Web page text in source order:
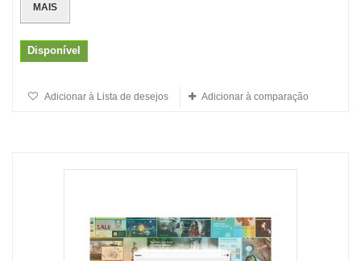
MAIS
Disponível
Adicionar à Lista de desejos Adicionar à comparação